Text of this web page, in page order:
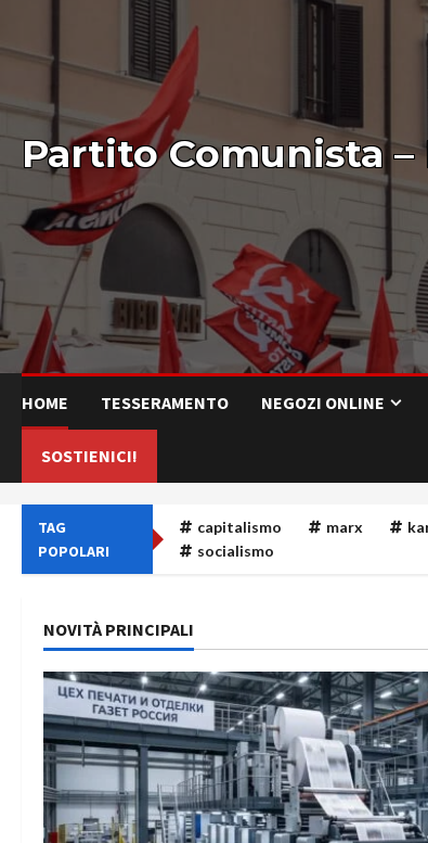
Partito Comunista –
HOME TESSERAMENTO NEGOZI ONLINE
SOSTIENICI!
TAG
POPOLARI
capitalismo marx
socialismo
NOVITÀ PRINCIPALI